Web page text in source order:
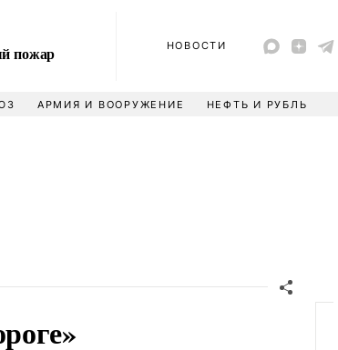
пожар НОВОСТИ
АРМИЯ И ВООРУЖЕНИЕ НЕФТЬ И РУБЛЬ